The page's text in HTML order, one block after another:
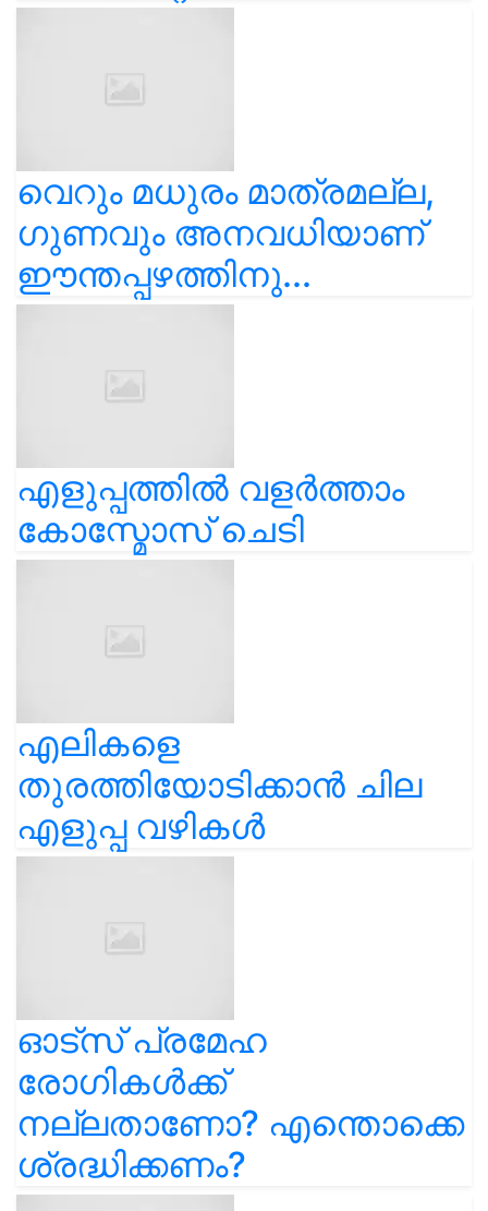
വെറും മധുരം മാത്രമല്ല,
ഗുണവും അനവധിയാണ്
ഈന്തപ്പഴത്തിനു...
എളുപ്പത്തിൽ വളർത്താം
കോസ്മോസ് ചെടി
എലികളെ
തുരത്തിയോടിക്കാൻ ചില
എളുപ്പ വഴികൾ
ഓട്സ് പ്രമേഹ
രോഗികൾക്ക്
നല്ലതാണോ? എന്തൊക്കെ
ശ്രദ്ധിക്കണം?